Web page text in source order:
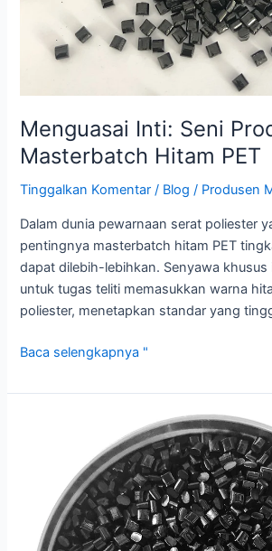
Menguasai Inti: Seni
Masterbatch Hitam PET
Tinggalkan Komentar / Blog / Produsen
Dalam dunia pewarnaan serat poliester
pentingnya masterbatch hitam PET
dapat dilebih-lebihkan. Senyawa khusus
untuk tugas teliti memasukkan warna
poliester, menetapkan standar yang
Baca selengkapnya "
Karbon
Halus
untuk